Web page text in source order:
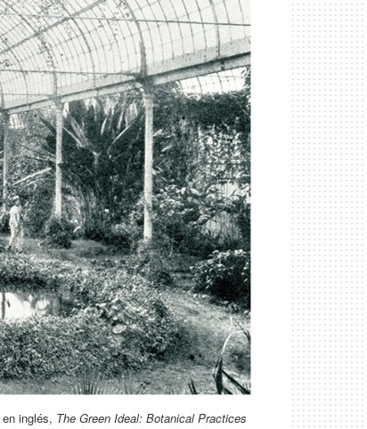
inglés, The Green Ideal: Botanical Practices